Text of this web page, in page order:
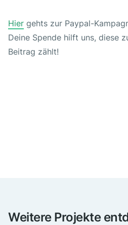
Hier gehts zur Paypal-
Deine Spende hilft uns, diese
Beitrag zählt!
Weitere Projekte